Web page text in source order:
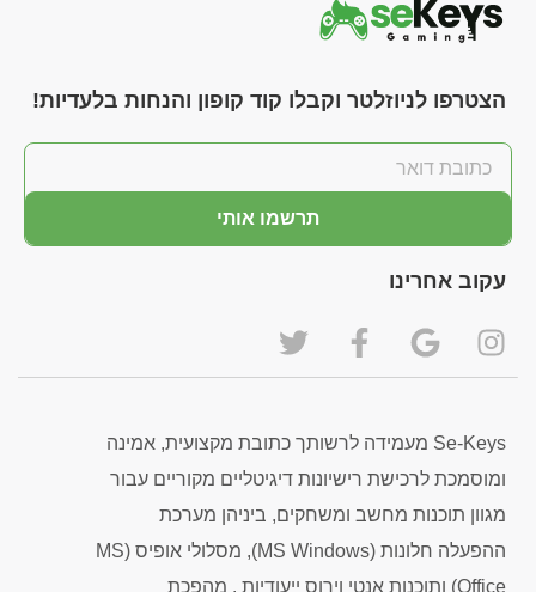
הצטרפו לניוזלטר וקבלו קוד קופון והנחות בלעדיות!
תרשמו אותי
עקוב אחרינו
Se-Keys מעמידה לרשותך כתובת מקצועית, אמינה
ומוסמכת לרכישת רישיונות דיגיטליים מקוריים עבור
מגוון תוכנות מחשב ומשחקים, ביניהן מערכת
ההפעלה חלונות (MS Windows), מסלולי אופיס (MS
Office) ותוכנות אנטי וירוס ייעודיות . מהפכת